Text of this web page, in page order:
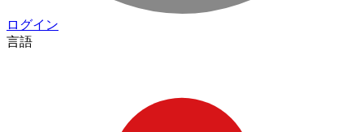
ログイン
言語